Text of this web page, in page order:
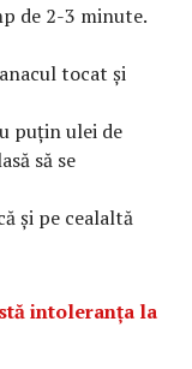
de 2-3 minute.
tocat și
puțin ulei de
să se
și pe cealaltă
intoleranța la